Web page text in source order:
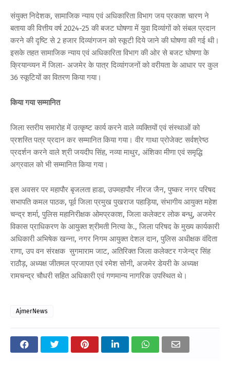
संयुक्त निदेशक, सामाजिक न्याय एवं अधिकारिता विभाग जय प्रकाश चारण ने
बताया की वित्तीय वर्ष 2024-25 की बजट घोषणा में युवा दिव्यांगों को संबल प्रदान
करने की दृष्टि से 2 हजार दिव्यांगजन को स्कूटी दिये जाने की घोषणा की गई थी।
इसके तहत सामाजिक न्याय एवं अधिकारिता विभाग की ओर से बजट घोषणा के
क्रियान्व्यन में जिला- अजमेर के पात्र दिव्यांगजनों को वरीयता के आधार पर कुल
36 स्कूटियों का वितरण किया गया।
किया गया सम्मानित
जिला स्तरीय समारोह में उत्कृष्ट कार्य करने वाले व्यक्तियों एवं संस्थाओं को
प्रशस्ति पत्र प्रदान कर सम्मानित किया गया। वीर गाथा प्रोजेक्ट सर्वश्रेष्ठ
प्रदर्शन करने वाले श्री जयदीप सिंह, नव्या माथुर, अंशिका मीणा एवं समृद्धि
अग्रवाल को भी सम्मानित किया गया।
इस अवसर पर महापौर बृजलता हाडा, उपमहापौर नीरज जैन, पुष्कर नगर परिषद
सभापति कमल पाठक, पूर्व जिला प्रमुख पुखराज पहाड़िया, संभागीय आयुक्त महेश
चन्द्र शर्मा, पुलिस महानिरीक्षक ओमप्रकाश, जिला कलेक्टर लोक बन्धु, अजमेर
विकास प्राधिकरण के आयुक्त श्रीमती नित्या के., जिला परिषद के मुख्य कार्यकारी
अधिकारी अभिषेक खन्ना, नगर निगम आयुक्त देशल दान, पुलिस अधीक्षक वंदिता
राणा, उप वन संरक्षक सुगमाराम जाट, अतिरिक्त जिला कलेक्टर गजेन्द्र सिंह
राठौड़, अध्यक्ष जीतमल प्रजापत एवं रमेश सोनी, अजमेर डेयरी के अध्यक्ष
रामचन्द्र चौधरी सहित अधिकारी एवं गणमान्य नागरिक उपस्थित थे।
AjmerNews